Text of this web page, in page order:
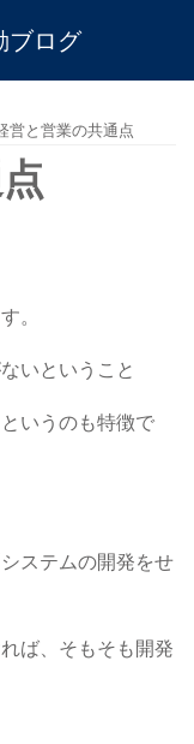
ブログ
営と営業の共通点
。
いということ
いうのも特徴で
ステムの開発をせ
ば、そもそも開発